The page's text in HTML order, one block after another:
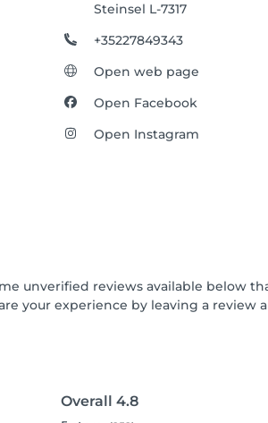
Steinsel L-7317
+35227849343
Open web page
Open Facebook
Open Instagram
unverified reviews available below
your experience by leaving a
Overall 4.8